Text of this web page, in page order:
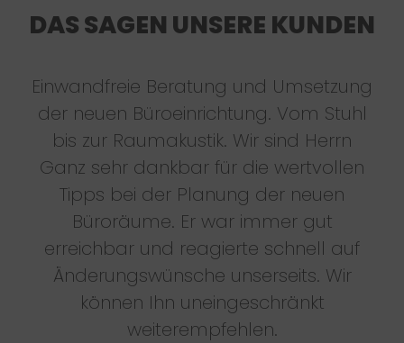
DAS SAGEN UNSERE KUNDEN
Einwandfreie Beratung und Umsetzung
der neuen Büroeinrichtung. Vom Stuhl
bis zur Raumakustik. Wir sind Herrn
Ganz sehr dankbar für die wertvollen
Tipps bei der Planung der neuen
Büroräume. Er war immer gut
erreichbar und reagierte schnell auf
Änderungswünsche unserseits. Wir
können Ihn uneingeschränkt
weiterempfehlen.